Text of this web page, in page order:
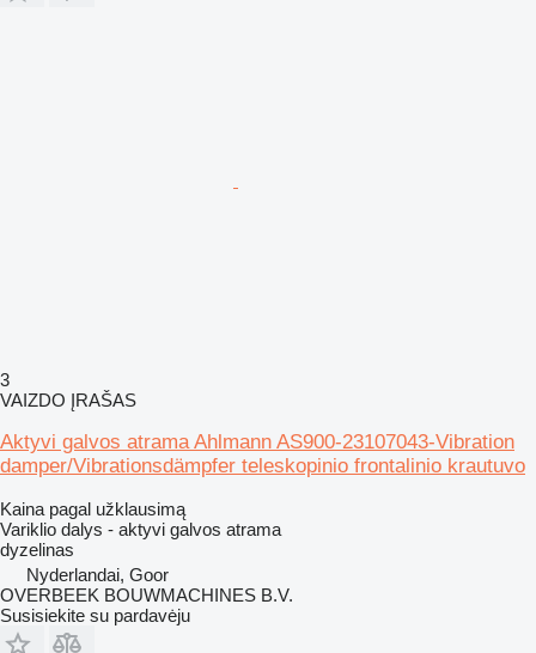
3
VAIZDO ĮRAŠAS
Aktyvi galvos atrama Ahlmann AS900-23107043-Vibration
damper/Vibrationsdämpfer teleskopinio frontalinio krautuvo
Kaina pagal užklausimą
Variklio dalys - aktyvi galvos atrama
dyzelinas
Nyderlandai, Goor
OVERBEEK BOUWMACHINES B.V.
Susisiekite su pardavėju